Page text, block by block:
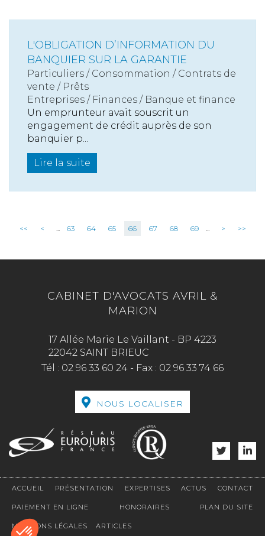
L'OBLIGATION D’INFORMATION DU
BANQUIER SUR LA GARANTIE
Particuliers / Consommation / Contrats de
vente / Prêts
Entreprises / Finances / Banque et finance
Un emprunteur avait souscrit un
engagement de crédit auprès de son
banquier p...
Lire la suite
<< < ... 63 64 65 66 67 68 69 ... > >>
CABINET D'AVOCATS AVRIL &
MARION
17 Allée Marie Le Vaillant - BP 4223
22042 SAINT BRIEUC
Tél : 02 96 33 60 24 - Fax : 02 96 33 74 66
NOUS LOCALISER
ACCUEIL PRÉSENTATION EXPERTISES ACTUS CONTACT
PAIEMENT EN LIGNE HONORAIRES PLAN DU SITE
MENTIONS LÉGALES ARTICLES